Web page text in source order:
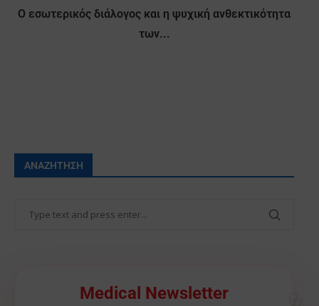
Ο εσωτερικός διάλογος και η ψυχική ανθεκτικότητα
των...
ΑΝΑΖΉΤΗΣΗ
Medical Newsletter